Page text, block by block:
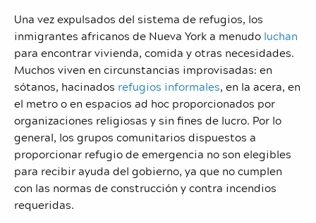
Una vez expulsados ​​del sistema de refugios, los
inmigrantes africanos de Nueva York a menudo luchan
para encontrar vivienda, comida y otras necesidades.
Muchos viven en circunstancias improvisadas: en
sótanos, hacinados refugios informales, en la acera, en
el metro o en espacios ad hoc proporcionados por
organizaciones religiosas y sin fines de lucro. Por lo
general, los grupos comunitarios dispuestos a
proporcionar refugio de emergencia no son elegibles
para recibir ayuda del gobierno, ya que no cumplen
con las normas de construcción y contra incendios
requeridas.